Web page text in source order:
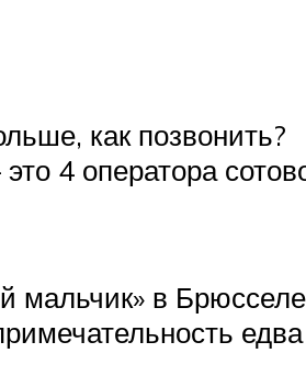
как позвонить?
4 оператора
мальчик» в Брюсселе